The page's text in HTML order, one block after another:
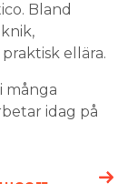
Bland
ellära.
många
idag på